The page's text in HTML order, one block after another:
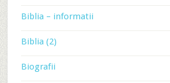
Biblia – informatii
Biblia (2)
Biografii